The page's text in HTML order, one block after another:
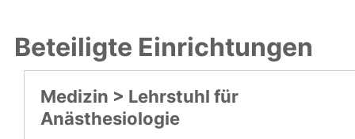
Beteiligte Einrichtungen
Medizin > Lehrstuhl für
Anästhesiologie